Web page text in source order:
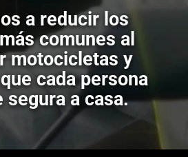
a reducir los
comunes al
motocicletas y
cada persona
segura a casa.